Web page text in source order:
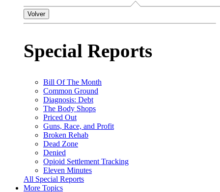
Volver
Special Reports
Bill Of The Month
Common Ground
Diagnosis: Debt
The Body Shops
Priced Out
Guns, Race, and Profit
Broken Rehab
Dead Zone
Denied
Opioid Settlement Tracking
Eleven Minutes
All Special Reports
More Topics